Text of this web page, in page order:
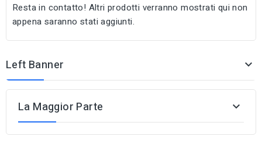
Resta in contatto! Altri prodotti verranno mostrati qui non
appena saranno stati aggiunti.
Left Banner 
La Maggior Parte 